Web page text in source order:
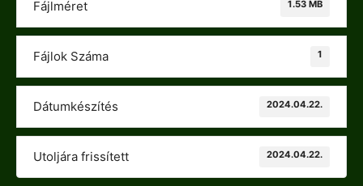
Fájlméret 1.53 MB
Fájlok Száma 1
Dátumkészítés 2024.04.22.
Utoljára frissített 2024.04.22.